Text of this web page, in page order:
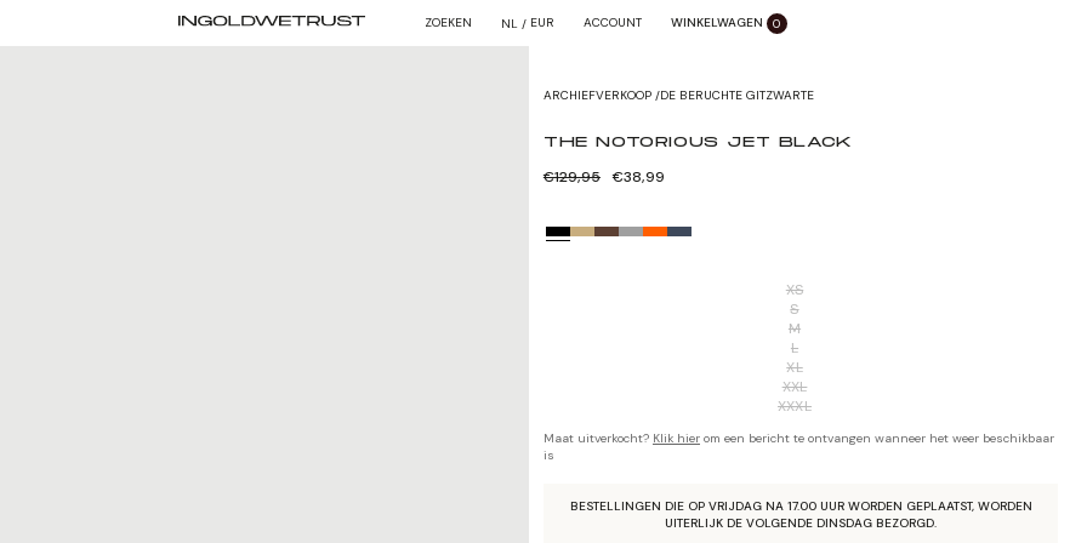
ZOEKEN NL / EUR ACCOUNT WINKELWAGEN 0
ARCHIEFVERKOOP /DE BERUCHTE GITZWARTE
THE NOTORIOUS JET BLACK
Normale
€129,95 Verkoopprijs
€38,99
XS
S
M
L
XL
XXL
XXXL
Maat uitverkocht? Klik hier om een bericht te ontvangen wanneer het weer beschikbaar
is
BESTELLINGEN DIE OP VRIJDAG NA 17.00 UUR WORDEN GEPLAATST, WORDEN
UITERLIJK DE VOLGENDE DINSDAG BEZORGD.